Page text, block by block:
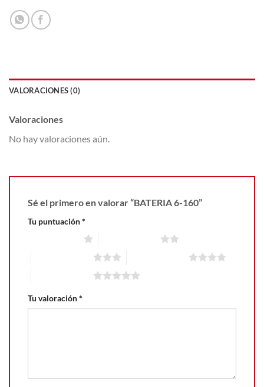
VALORACIONES (0)
Valoraciones
No hay valoraciones aún.
Sé el primero en valorar “BATERIA 6-160”
Tu puntuación*
Tu valoración*